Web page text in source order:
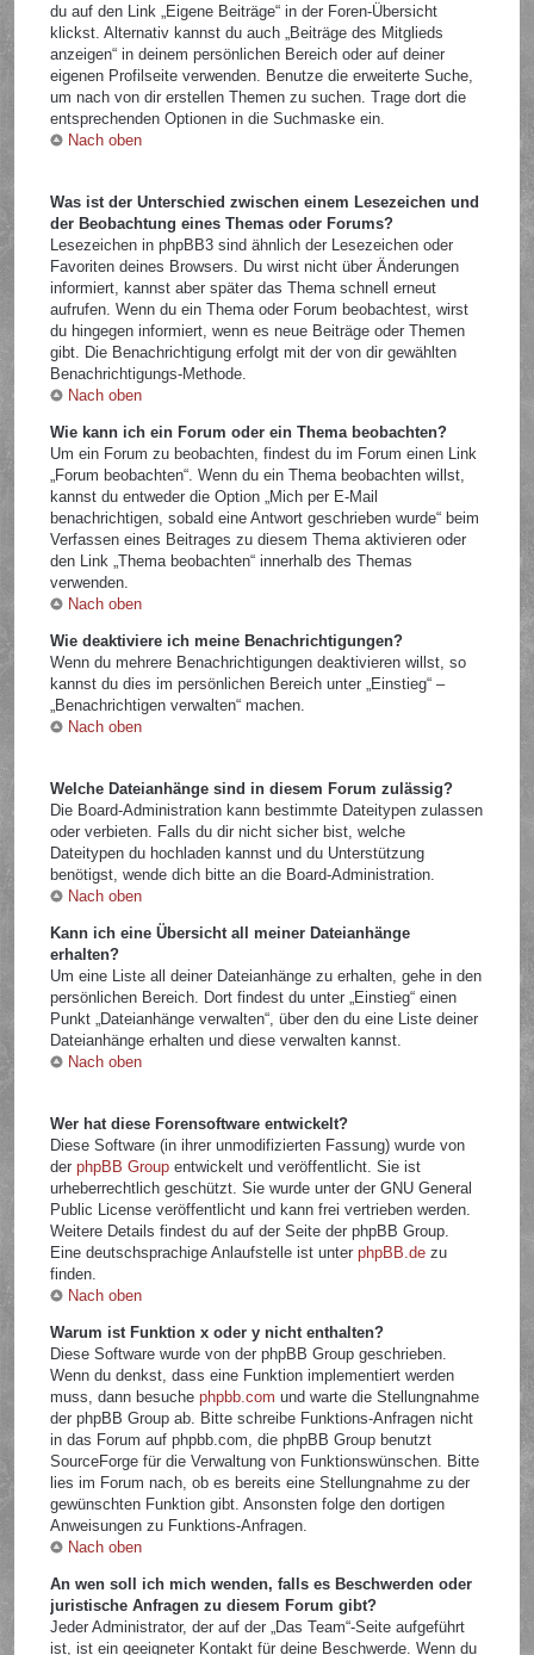
du auf den Link „Eigene Beiträge“ in der Foren-Übersicht
klickst. Alternativ kannst du auch „Beiträge des Mitglieds
anzeigen“ in deinem persönlichen Bereich oder auf deiner
eigenen Profilseite verwenden. Benutze die erweiterte Suche,
um nach von dir erstellen Themen zu suchen. Trage dort die
entsprechenden Optionen in die Suchmaske ein.
Nach oben
Was ist der Unterschied zwischen einem Lesezeichen und
der Beobachtung eines Themas oder Forums?
Lesezeichen in phpBB3 sind ähnlich der Lesezeichen oder
Favoriten deines Browsers. Du wirst nicht über Änderungen
informiert, kannst aber später das Thema schnell erneut
aufrufen. Wenn du ein Thema oder Forum beobachtest, wirst
du hingegen informiert, wenn es neue Beiträge oder Themen
gibt. Die Benachrichtigung erfolgt mit der von dir gewählten
Benachrichtigungs-Methode.
Nach oben
Wie kann ich ein Forum oder ein Thema beobachten?
Um ein Forum zu beobachten, findest du im Forum einen Link
„Forum beobachten“. Wenn du ein Thema beobachten willst,
kannst du entweder die Option „Mich per E-Mail
benachrichtigen, sobald eine Antwort geschrieben wurde“ beim
Verfassen eines Beitrages zu diesem Thema aktivieren oder
den Link „Thema beobachten“ innerhalb des Themas
verwenden.
Nach oben
Wie deaktiviere ich meine Benachrichtigungen?
Wenn du mehrere Benachrichtigungen deaktivieren willst, so
kannst du dies im persönlichen Bereich unter „Einstieg“ –
„Benachrichtigen verwalten“ machen.
Nach oben
Welche Dateianhänge sind in diesem Forum zulässig?
Die Board-Administration kann bestimmte Dateitypen zulassen
oder verbieten. Falls du dir nicht sicher bist, welche
Dateitypen du hochladen kannst und du Unterstützung
benötigst, wende dich bitte an die Board-Administration.
Nach oben
Kann ich eine Übersicht all meiner Dateianhänge
erhalten?
Um eine Liste all deiner Dateianhänge zu erhalten, gehe in den
persönlichen Bereich. Dort findest du unter „Einstieg“ einen
Punkt „Dateianhänge verwalten“, über den du eine Liste deiner
Dateianhänge erhalten und diese verwalten kannst.
Nach oben
Wer hat diese Forensoftware entwickelt?
Diese Software (in ihrer unmodifizierten Fassung) wurde von
derphpBB Group entwickelt und veröffentlicht. Sie ist
urheberrechtlich geschützt. Sie wurde unter der GNU General
Public License veröffentlicht und kann frei vertrieben werden.
Weitere Details findest du auf der Seite der phpBB Group.
Eine deutschsprachige Anlaufstelle ist unterphpBB.de zu
finden.
Nach oben
Warum ist Funktion x oder y nicht enthalten?
Diese Software wurde von der phpBB Group geschrieben.
Wenn du denkst, dass eine Funktion implementiert werden
muss, dann besuchephpbb.com und warte die Stellungnahme
der phpBB Group ab. Bitte schreibe Funktions-Anfragen nicht
in das Forum auf phpbb.com, die phpBB Group benutzt
SourceForge für die Verwaltung von Funktionswünschen. Bitte
lies im Forum nach, ob es bereits eine Stellungnahme zu der
gewünschten Funktion gibt. Ansonsten folge den dortigen
Anweisungen zu Funktions-Anfragen.
Nach oben
An wen soll ich mich wenden, falls es Beschwerden oder
juristische Anfragen zu diesem Forum gibt?
Jeder Administrator, der auf der „Das Team“-Seite aufgeführt
ist, ist ein geeigneter Kontakt für deine Beschwerde. Wenn du